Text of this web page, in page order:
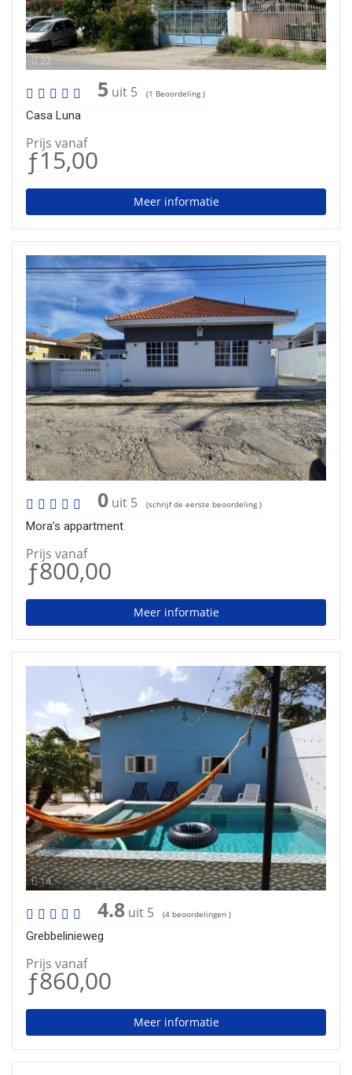
22
5 uit 5 (1 Beoordeling )
Casa Luna
Prijs vanaf
ƒ15,00
Meer informatie
8
0 uit 5 (schrijf de eerste beoordeling )
Mora’s appartment
Prijs vanaf
ƒ800,00
Meer informatie
14
4.8 uit 5 (4 beoordelingen )
Grebbelinieweg
Prijs vanaf
ƒ860,00
Meer informatie